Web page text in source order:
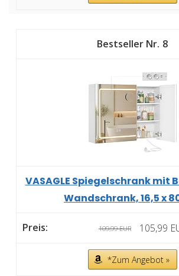
8
VASAGLE Spiegelschrank mit
Wandschrank, 16,5 x
109,99 EUR 105,99
*Zum Angebot »